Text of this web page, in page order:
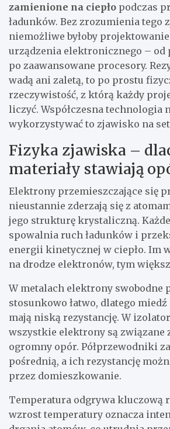
zamienione na ciepło podczas
ładunków. Bez zrozumienia tego
niemożliwe byłoby
urządzenia elektronicznego – od
po zaawansowane procesory.
wadą ani zaletą, to po prostu
rzeczywistość, z którą każdy
liczyć. Współczesna technologia
wykorzystywać to zjawisko na
Fizyka zjawiska –
materiały stawiają
Elektrony przemieszczające się
nieustannie zderzają się z
jego strukturę krystaliczną.
spowalnia ruch ładunków i
energii kinetycznej w ciepło. Im
na drodze elektronów, tym
W metalach elektrony swobodne
stosunkowo łatwo, dlatego
mają niską rezystancję. W
wszystkie elektrony są związane
ogromny opór. Półprzewodniki
pośrednią, a ich rezystancję
przez domieszkowanie.
Temperatura odgrywa kluczową
wzrost temperatury oznacza